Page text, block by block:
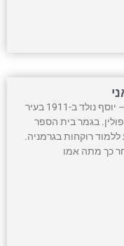
יוסף שאני – יוסף נולד ב-1911 בעיר
בגמר בית הספר
ללמוד רוקחות בגרמניה.
כך מתה אמו